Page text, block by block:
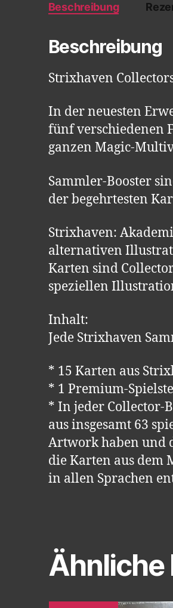
Beschreibung
Beschreibung
Strixhaven
In der neuesten
fünf verschiedenen
ganzen Magic-
Sammler-Booster
der begehrtesten
Strixhaven:
alternativen
Karten sind
speziellen
Inhalt:
Jede Strixhaven
* 15 Karten aus
* 1 Premium-
* In jeder Collector-
aus insgesamt 63
Artwork haben und
die Karten aus dem
in allen Sprachen
Ähnliche